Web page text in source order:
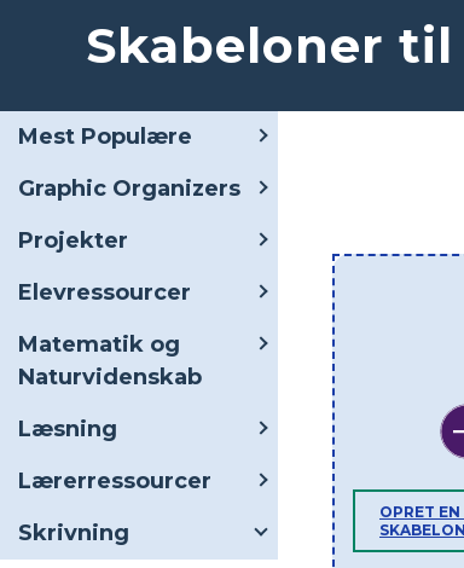
Skabeloner
Mest Populære
Graphic Organizers
Projekter
Elevressourcer
Matematik og
Naturvidenskab
Læsning
Lærerressourcer
Skrivning
OPRET
SKABELON